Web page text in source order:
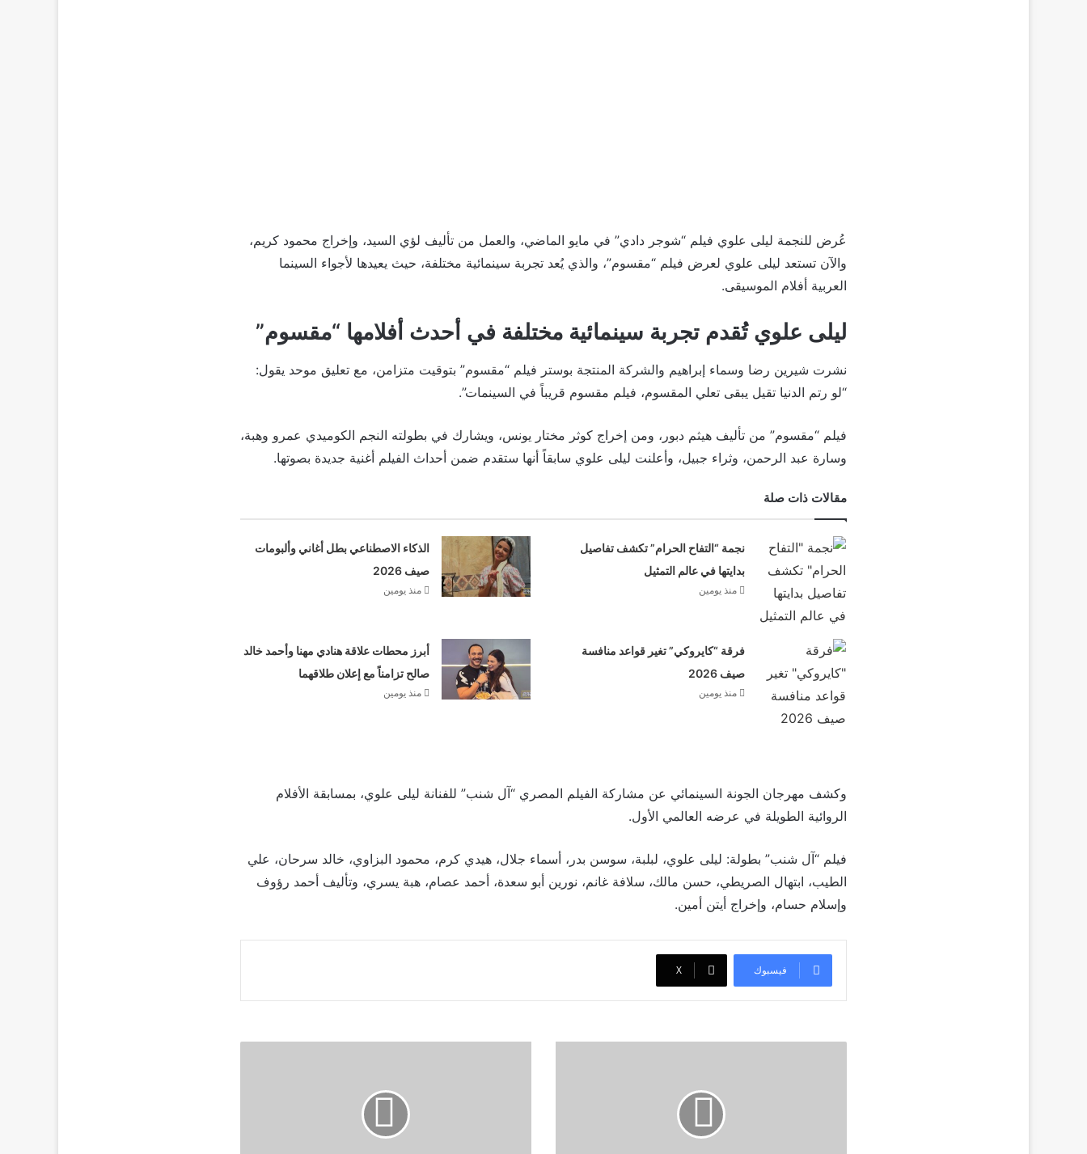
عُرض للنجمة ليلى علوي فيلم “شوجر دادي” في مايو الماضي، والعمل من تأليف لؤي السيد، وإخراج محمود كريم،
والآن تستعد ليلى علوي لعرض فيلم “مقسوم”، والذي يُعد تجربة سينمائية مختلفة، حيث يعيدها لأجواء السينما
العربية أفلام الموسيقى.
ليلى علوي تُقدم تجربة سينمائية مختلفة في أحدث أفلامها “مقسوم”
نشرت شيرين رضا وسماء إبراهيم والشركة المنتجة بوستر فيلم “مقسوم” بتوقيت متزامن، مع تعليق موحد يقول:
“لو رتم الدنيا تقيل يبقى تعلي المقسوم، فيلم مقسوم قريباً في السينمات”.
فيلم “مقسوم” من تأليف هيثم دبور، ومن إخراج كوثر مختار يونس، ويشارك في بطولته النجم الكوميدي عمرو وهبة،
وسارة عبد الرحمن، وثراء جبيل، وأعلنت ليلى علوي سابقاً أنها ستقدم ضمن أحداث الفيلم أغنية جديدة بصوتها.
مقالات ذات صلة
نجمة “التفاح الحرام” تكشف تفاصيل
بدايتها في عالم التمثيل
منذ يومين
الذكاء الاصطناعي بطل أغاني وألبومات
صيف 2026
منذ يومين
فرقة “كايروكي” تغير قواعد منافسة
صيف 2026
منذ يومين
أبرز محطات علاقة هنادي مهنا وأحمد خالد
صالح تزامناً مع إعلان طلاقهما
منذ يومين
وكشف مهرجان الجونة السينمائي عن مشاركة الفيلم المصري “آل شنب” للفنانة ليلى علوي، بمسابقة الأفلام
الروائية الطويلة في عرضه العالمي الأول.
فيلم “آل شنب” بطولة: ليلى علوي، لبلبة، سوسن بدر، أسماء جلال، هيدي كرم، محمود البزاوي، خالد سرحان، علي
الطيب، ابتهال الصريطي، حسن مالك، سلافة غانم، نورين أبو سعدة، أحمد عصام، هبة يسري، وتأليف أحمد رؤوف
وإسلام حسام، وإخراج أيتن أمين.
فيسبوك ‫X